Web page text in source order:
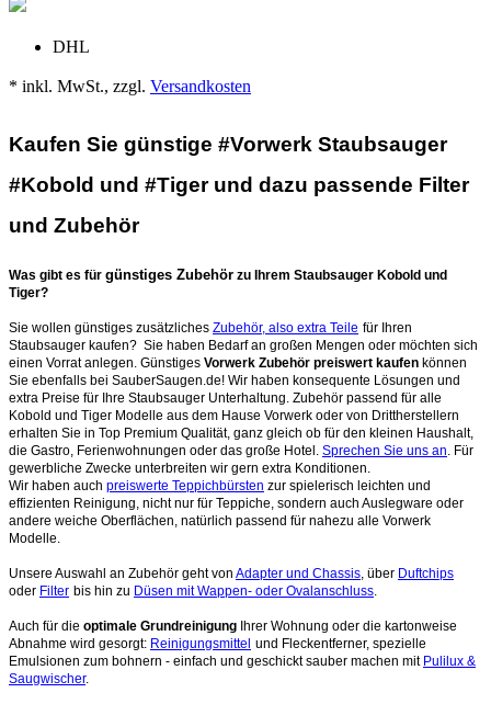
DHL
* inkl. MwSt., zzgl. Versandkosten
Kaufen Sie günstige #Vorwerk Staubsauger
#Kobold und #Tiger und dazu passende Filter
und Zubehör
Was gibt es für günstiges Zubehör zu Ihrem Staubsauger Kobold und
Tiger?
Sie wollen günstiges zusätzliches Zubehör, also extra Teile für Ihren
Staubsauger kaufen? Sie haben Bedarf an großen Mengen oder möchten sich
einen Vorrat anlegen. Günstiges Vorwerk Zubehör preiswert kaufen können
Sie ebenfalls bei SauberSaugen.de! Wir haben konsequente Lösungen und
extra Preise für Ihre Staubsauger Unterhaltung. Zubehör passend für alle
Kobold und Tiger Modelle aus dem Hause Vorwerk oder von Drittherstellern
erhalten Sie in Top Premium Qualität, ganz gleich ob für den kleinen Haushalt,
die Gastro, Ferienwohnungen oder das große Hotel. Sprechen Sie uns an . Für
gewerbliche Zwecke unterbreiten wir gern extra Konditionen.
Wir haben auch preiswerte Teppichbürsten zur spielerisch leichten und
effizienten Reinigung, nicht nur für Teppiche, sondern auch Auslegware oder
andere weiche Oberflächen, natürlich passend für nahezu alle Vorwerk
Modelle.
Unsere Auswahl an Zubehör geht von Adapter und Chassis , über Duftchips
oder Filter bis hin zu Düsen mit Wappen- oder Ovalanschluss
Auch für die optimale Grundreinigung Ihrer Wohnung oder die kartonweise
Abnahme wird gesorgt: Reinigungsmittel und Fleckentferner, spezielle
Emulsionen zum bohnern - einfach und geschickt sauber machen mit Pulilux &
Saugwischer.